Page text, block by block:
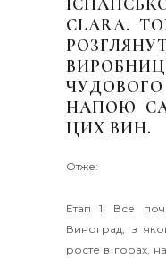
CLARA.
НАПОЮ
ЦИХ ВИН.
Отже:
Етап 1: Все
Виноград, з
росте в горах,